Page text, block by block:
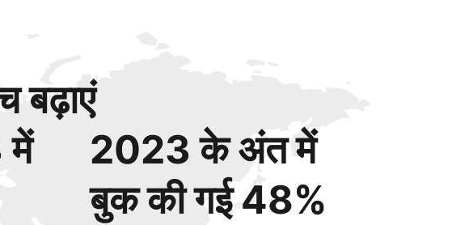
बढ़ाएं
में
2023 के अंत में
बुक की गई 48%